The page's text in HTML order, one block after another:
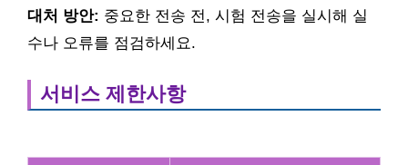
대처 방안: 중요한 전송 전, 시험 전송을 실시해 실
수나 오류를 점검하세요.
서비스 제한사항